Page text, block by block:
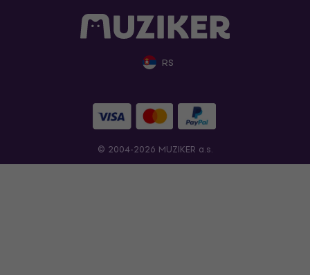
RS
© 2004-2026 MUZIKER a.s.